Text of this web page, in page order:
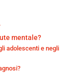
mentale?
adolescenti e negli